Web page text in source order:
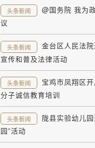
头条新闻
@国务院 我为
议
头条新闻
金台区人民法
宣传和普及法律活动
头条新闻
宝鸡市凤翔区
分子诚信教育培训
头条新闻
陇县实验幼儿
园”活动